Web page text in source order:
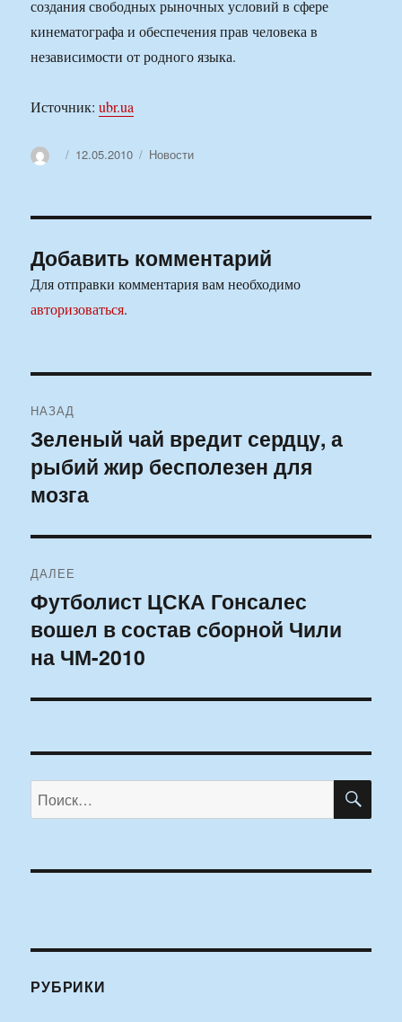
создания свободных рыночных условий в сфере
кинематографа и обеспечения прав человека в
независимости от родного языка.
Источник:ubr.ua
АвторОпубликовано
12.05.2010 Рубрики
Новости
Добавить комментарий
Для отправки комментария вам необходимо
авторизоваться.
по
записям
НАЗАД
Предыдущая
запись:
Зеленый чай вредит сердцу, а
рыбий жир бесполезен для
мозга
ДАЛЕЕ
Следующая
запись:
Футболист ЦСКА Гонсалес
вошел в состав сборной Чили
на ЧМ-2010
Искать:
РУБРИКИ